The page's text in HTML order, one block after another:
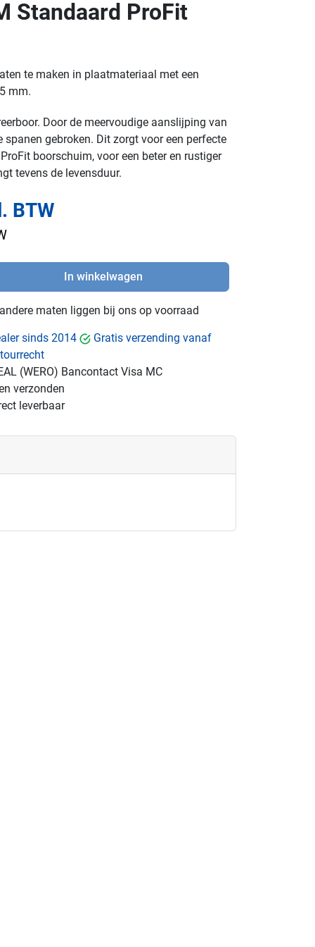
Standaard ProFit
te maken in plaatmateriaal met een
mm.
Door de meervoudige aanslijping van
spanen gebroken. Dit zorgt voor een perfecte
boorschuim, voor een beter en rustiger
tevens de levensduur.
BTW
In winkelwagen
maten liggen bij ons op voorraad
sinds 2014
Gratis verzending vanaf
(WERO) Bancontact Visa MC
verzonden
leverbaar